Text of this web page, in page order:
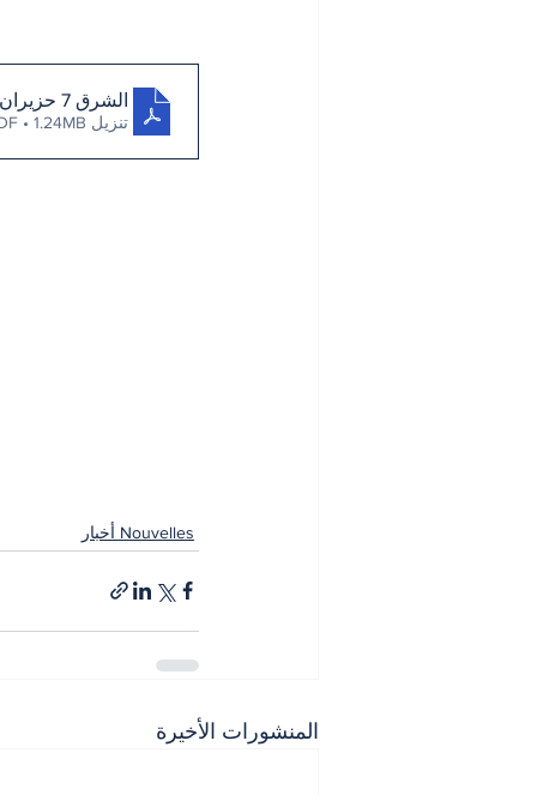
الشرق 7 حزيران 2023
تنزيل PDF • 1.24MB
Nouvelles أخبار
المنشورات الأخيرة